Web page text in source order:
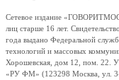
Сетевое издание
лиц старше 16 лет.
года выдано Федеральной
технологий и массовых
Хорошевская, дом 12, пом. 22.
«РУ ФМ» (123298 Москва, ул.